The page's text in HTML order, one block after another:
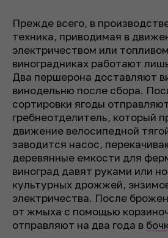
Прежде всего, в
техника, приводимая в
электричеством или
виноградниках работают
Два першерона доставляют
винодельню после сбора.
сортировки ягоды
гребнеотделитель, который
движение велосипедной
заводится насос,
деревянные емкости для
виноград давят руками или
культурных дрожжей,
электричества. После
от жмыха с помощью
отправляют на два года в